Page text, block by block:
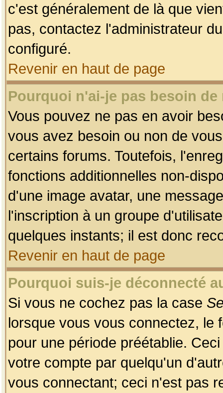
c'est généralement de là que
pas, contactez l'administrateur
configuré.
Revenir en haut de page
Pourquoi n'ai-je pas besoin
Vous pouvez ne pas en avoir
vous avez besoin ou non de
certains forums. Toutefois,
fonctions additionnelles non-
d'une image avatar, une
l'inscription à un groupe
quelques instants; il est donc
Revenir en haut de page
Pourquoi suis-je déconnecté
Si vous ne cochez pas la case
lorsque vous vous connectez, le
pour une période préétablie.
votre compte par quelqu'un
vous connectant; ceci n'est pas